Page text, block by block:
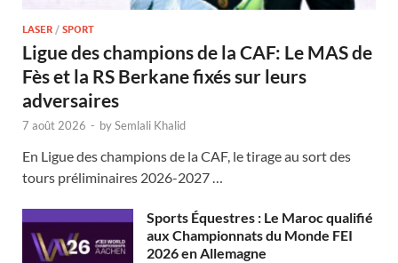
LASER / SPORT
Ligue des champions de la CAF: Le MAS de
Fès et la RS Berkane fixés sur leurs
adversaires
7 août 2026 - bySemlali Khalid
En Ligue des champions de la CAF, le tirage au sort des
tours préliminaires 2026-2027 …
Sports Équestres : Le Maroc qualifié
aux Championnats du Monde FEI
2026 en Allemagne